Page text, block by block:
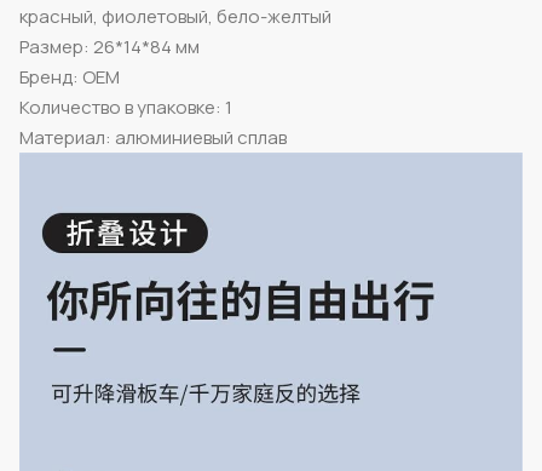
красный, фиолетовый, бело-желтый
Размер: 26*14*84 мм
Бренд: OEM
Количество в упаковке: 1
Материал: алюминиевый сплав